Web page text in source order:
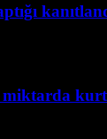
miktarda